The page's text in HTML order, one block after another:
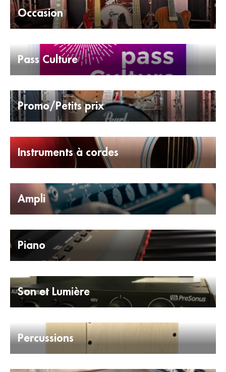
Occasion
Pass Culture
Promo/Petits prix
Instruments à cordes
Ampli
Piano
Son et Lumière
Percussions